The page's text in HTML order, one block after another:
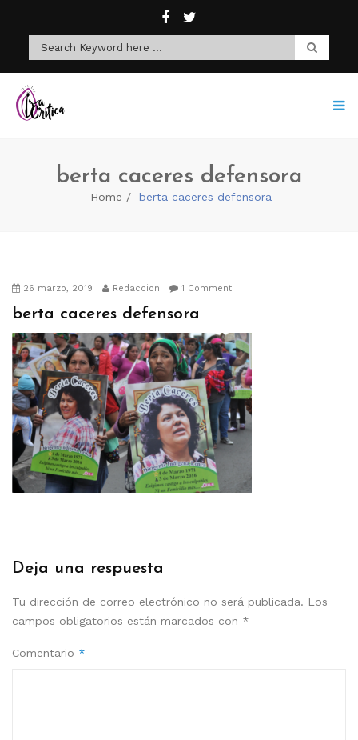
berta caceres defensora
Home berta caceres defensora
26 marzo, 2019 Redaccion 1 Comment
berta caceres defensora
Deja una respuesta
Tu dirección de correo electrónico no será publicada. Los
campos obligatorios están marcados con *
Comentario *